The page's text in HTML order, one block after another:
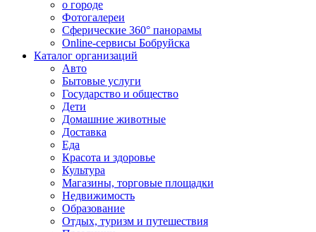
о городе
Фотогалереи
Сферические 360° панорамы
Online-сервисы Бобруйска
Каталог организаций
Авто
Бытовые услуги
Государство и общество
Дети
Домашние животные
Доставка
Еда
Красота и здоровье
Культура
Магазины, торговые площадки
Недвижимость
Образование
Отдых, туризм и путешествия